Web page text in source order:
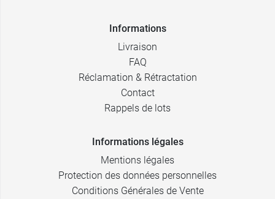
Informations
Livraison
FAQ
Réclamation & Rétractation
Contact
Rappels de lots
Informations légales
Mentions légales
Protection des données personnelles
Conditions Générales de Vente